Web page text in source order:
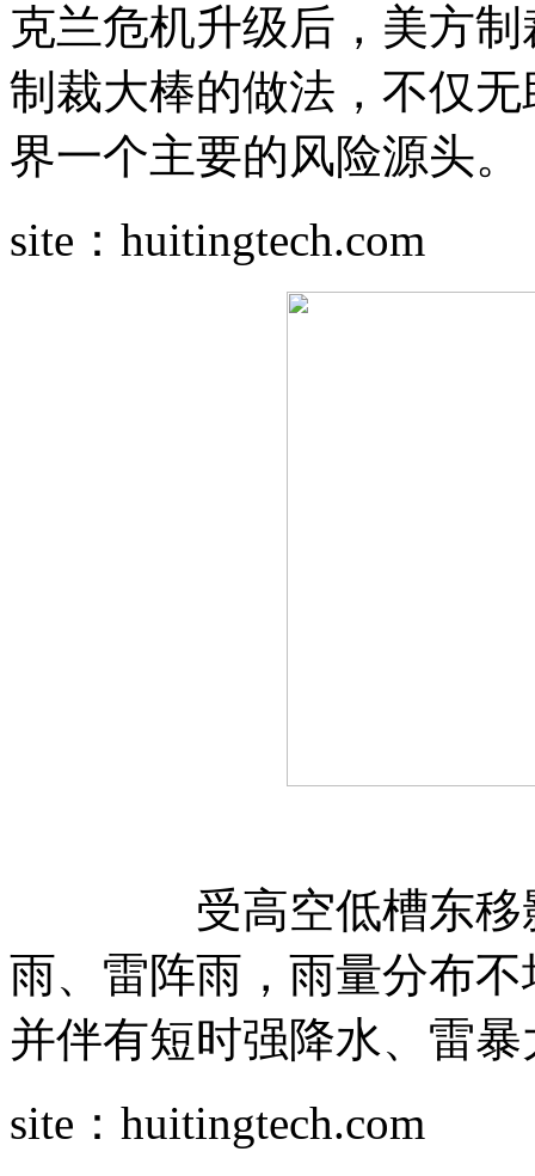
克兰危机升级后，美方
制裁大棒的做法，不仅
界一个主要的风险源头。
site：huitingtech.com
受高空低槽东移影
雨、雷阵雨，雨量分布
并伴有短时强降水、雷
site：huitingtech.com